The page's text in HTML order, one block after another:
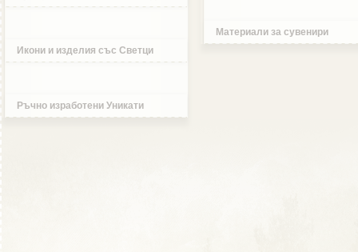
Икони и изделия със Светци
Ръчно изработени Уникати
Материали за сувенири